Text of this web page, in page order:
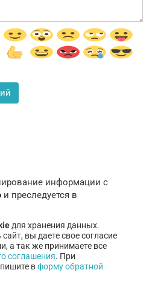
информации с
и преследуется в
для хранения данных.
вы даете свое согласие
а так же принимаете все
соглашения. При
вформу обратной